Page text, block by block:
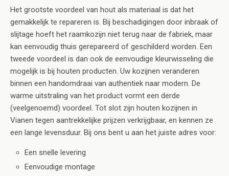
Het grootste voordeel van hout als materiaal is dat het
gemakkelijk te repareren is. Bij beschadigingen door inbraak of
slijtage hoeft het raamkozijn niet terug naar de fabriek, maar
kan eenvoudig thuis gerepareerd of geschilderd worden. Een
tweede voordeel is dan ook de eenvoudige kleurwisseling die
mogelijk is bij houten producten. Uw kozijnen veranderen
binnen een handomdraai van authentiek naar modern. De
warme uitstraling van het product vormt een derde
(veelgenoemd) voordeel. Tot slot zijn houten kozijnen in
Vianen tegen aantrekkelijke prijzen verkrijgbaar, en kennen ze
een lange levensduur. Bij ons bent u aan het juiste adres voor:
Een snelle levering
Eenvoudige montage